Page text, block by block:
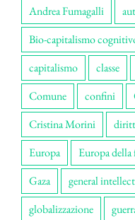
Andrea Fumagalli
Bio-capitalismo
capitalismo
classe
Comune
confini
Cristina Morini
Europa
Europa della
Gaza
general intellect
globalizzazione